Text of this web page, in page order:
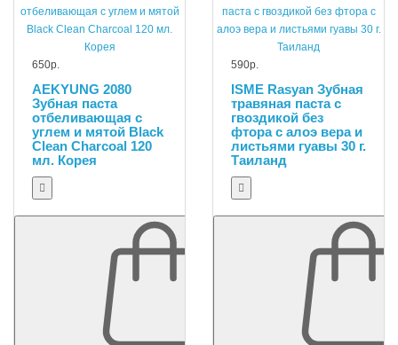
650р.
AEKYUNG 2080
Зубная паста
отбеливающая с
углем и мятой Black
Clean Charcoal 120
мл. Корея
590р.
ISME Rasyan Зубная
травяная паста с
гвоздикой без
фтора с алоэ вера и
листьями гуавы 30 г.
Таиланд